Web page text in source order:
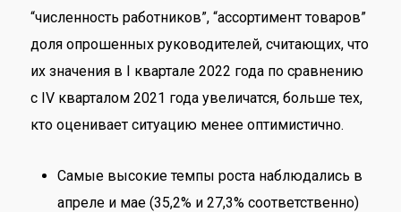
“численность работников”, “ассортимент товаров”
доля опрошенных руководителей, считающих, что
их значения в I квартале 2022 года по сравнению
с IV кварталом 2021 года увеличатся, больше тех,
кто оценивает ситуацию менее оптимистично.
Самые высокие темпы роста наблюдались в
апреле и мае (35,2% и 27,3% соответственно)